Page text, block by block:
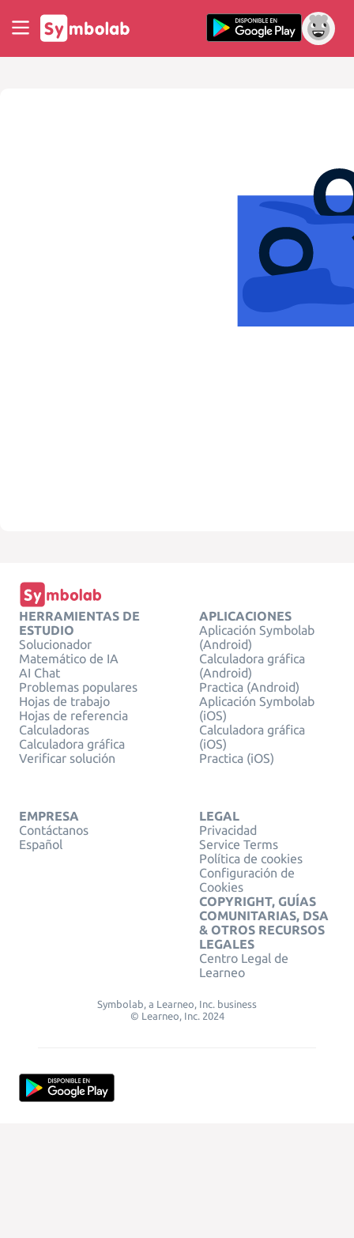
HERRAMIENTAS DE
ESTUDIO
Solucionador
Matemático de IA
AI Chat
Problemas populares
Hojas de trabajo
Hojas de referencia
Calculadoras
Calculadora gráfica
Verificar solución
APLICACIONES
Aplicación Symbolab
(Android)
Calculadora gráfica
(Android)
Practica (Android)
Aplicación Symbolab
(iOS)
Calculadora gráfica
(iOS)
Practica (iOS)
EMPRESA
Contáctanos
Español
LEGAL
Privacidad
Service Terms
Política de cookies
Configuración de
Cookies
COPYRIGHT, GUÍAS
COMUNITARIAS, DSA
& OTROS RECURSOS
LEGALES
Centro Legal de
Learneo
Symbolab, a Learneo, Inc. business
© Learneo, Inc. 2024